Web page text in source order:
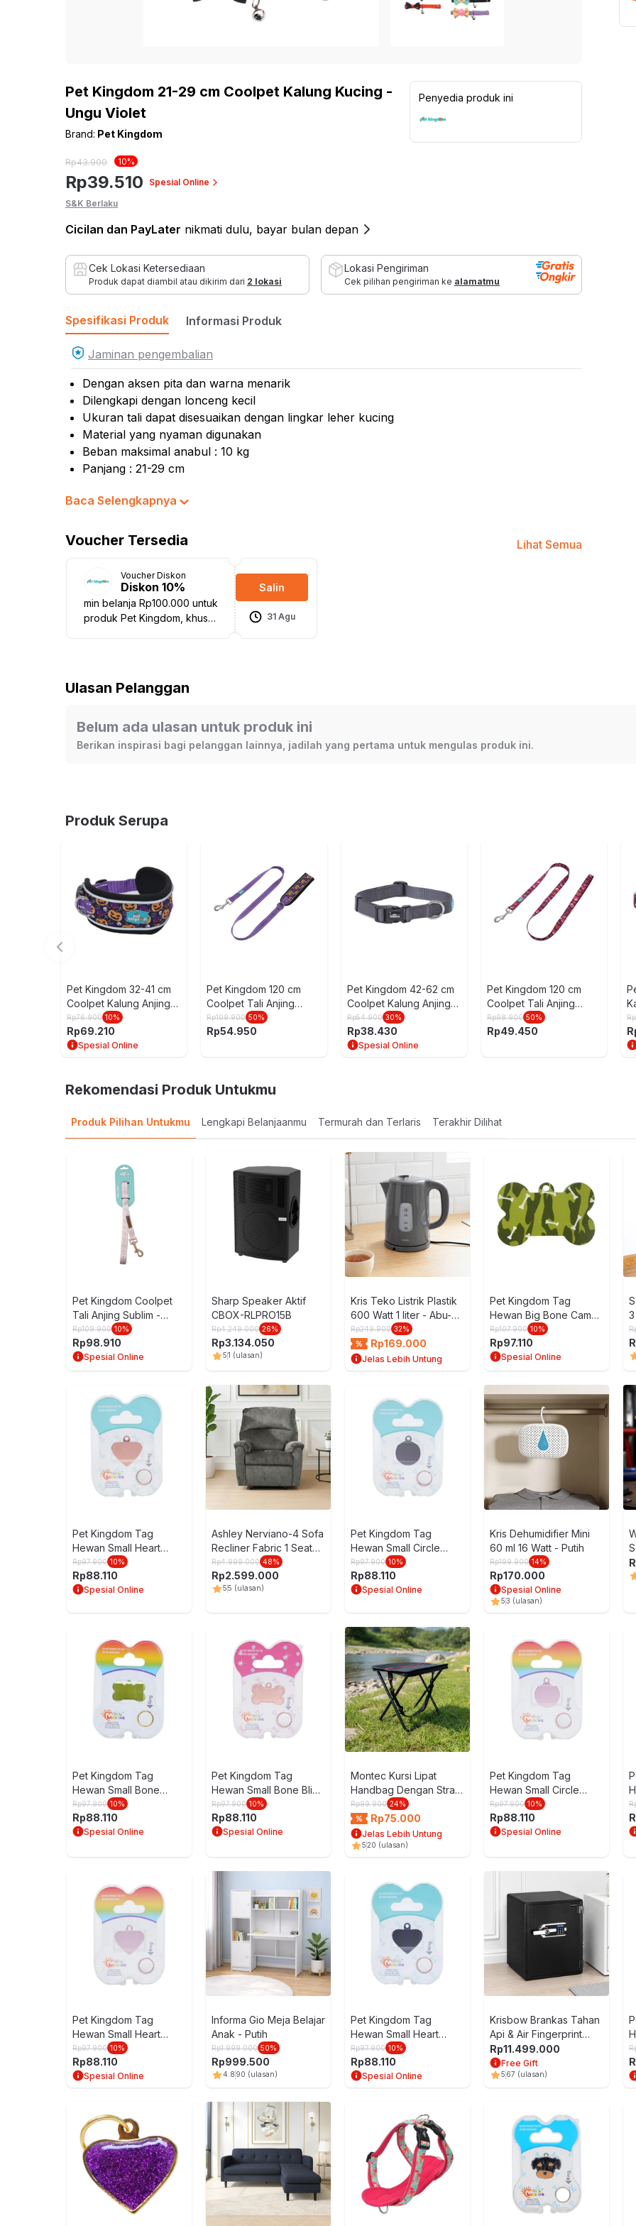
Home Improvement
Hobi & Gaya Hidup
Kesehatan dan
Olahraga
Mainan & Bayi
Otomotif
Sofa 2 Dudukan
Sofa Modular
Massage and Facial Bed
Lampu Indoor
Ide dan Inspirasi
Living Room Goals
Shades of Brown
Kinetic Sepeda Statis 8.5Be -
Pet Kingdom 21-29 cm Coolpet Kalung Kucing -
Ungu Violet
Brand: Pet Kingdom
Rp43.900 10%
Rp39.510
Spesial Online
S&K Berlaku
Cicilan dan PayLater nikmati dulu, bayar bulan depan
Penyedia produk ini
Cek Lokasi Ketersediaan
Produk dapat diambil atau dikirim dari 2 lokasi
Lokasi Pengiriman
Cek pilihan pengiriman ke alamatmu
Spesifikasi Produk Informasi Produk
Jaminan pengembalian
Dengan aksen pita dan warna menarik
Dilengkapi dengan lonceng kecil
Ukuran tali dapat disesuaikan dengan lingkar leher kucing
Material yang nyaman digunakan
Beban maksimal anabul : 10 kg
Panjang : 21-29 cm
Panjang produk : 29 cm
Warna:
Ungu
Dimensi Kemasan: 19.0 x 6.0 x 3.0
SKU:
10556460
Nama Komoditas:COOLPET CAT COLLAR VIOLET
Baca Selengkapnya
Voucher Tersedia Lihat Semua
Voucher Diskon
Diskon 10%
min belanja Rp100.000 untuk
produk Pet Kingdom, khusus
Salin
31 Agu
Ulasan Pelanggan
Belum ada ulasan untuk produk ini
Berikan inspirasi bagi pelanggan lainnya, jadilah yang pertama untuk mengulas produk ini.
Produk Serupa
Pet Kingdom 32-41 cm
Coolpet Kalung Anjing
Hllwn M - Ungu
Rp76.900 10%
Rp69.210
Spesial Online
Pet Kingdom 120 cm
Coolpet Tali Anjing
Halloween - Ungu
Rp109.900 50%
Rp54.950
Pet Kingdom 42-62 cm
Coolpet Kalung Anjing
Large - Abu-Abu
Rp54.900 30%
Rp38.430
Spesial Online
Pet Kingdom 120 cm
Coolpet Tali Anjing
Christmas - Pink
Rp98.900 50%
Rp49.450
Rp
Rekomendasi Produk Untukmu
Produk Pilihan Untukmu Lengkapi Belanjaanmu Termurah dan Terlaris Terakhir Dilihat
Pet Kingdom Coolpet
Tali Anjing Sublim -
Peach
Rp109.900 10%
Rp98.910
Spesial Online
Sharp Speaker Aktif
CBOX-RLPRO15B
Rp4.249.000 26%
Rp3.134.050
51 (ulasan)
Kris Teko Listrik Plastik
600 Watt 1 liter - Abu-
Abu
Rp249.900 32%
Rp169.000
Jelas Lebih Untung
Pet Kingdom Tag
Hewan Big Bone Camo
Pt109-3
Rp107.900 10%
Rp97.110
Spesial Online
Pet Kingdom Tag
Hewan Small Heart
Pt064-2
Rp97.900 10%
Rp88.110
Spesial Online
Ashley Nerviano-4 Sofa
Recliner Fabric 1 Seater
- Abu-Abu
Rp4.999.000 48%
Rp2.599.000
55 (ulasan)
Pet Kingdom Tag
Hewan Small Circle
Pt063-3
Rp97.900 10%
Rp88.110
Spesial Online
Kris Dehumidifier Mini
60 ml 16 Watt - Putih
Rp199.900 14%
Rp170.000
Spesial Online
53 (ulasan)
Pet Kingdom Tag
Hewan Small Bone
Pastel Pt106-4
Rp97.900 10%
Rp88.110
Spesial Online
Pet Kingdom Tag
Hewan Small Bone Bling
Pt100-2
Rp97.900 10%
Rp88.110
Spesial Online
Montec Kursi Lipat
Handbag Dengan Strap
- Hitam
Rp99.900 24%
Rp75.000
Jelas Lebih Untung
520 (ulasan)
Pet Kingdom Tag
Hewan Small Circle
Pastel Pt107-1
Rp97.900 10%
Rp88.110
Spesial Online
Pet Kingdom Tag
Hewan Small Heart
Pastel Pt108-1
Rp97.900 10%
Rp88.110
Spesial Online
Informa Gio Meja Belajar
Anak - Putih
Rp1.999.000 50%
Rp999.500
4.8 90 (ulasan)
Pet Kingdom Tag
Hewan Small Heart
Pt064-3
Rp97.900 10%
Rp88.110
Spesial Online
Krisbow Brankas Tahan
Api & Air Fingerprint
53x48.3x61 cm
FP3503F - Hitam
Rp11.499.000
Free Gift
5 67 (ulasan)